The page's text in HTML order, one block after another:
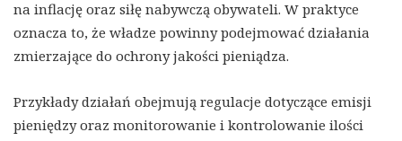
na inflację oraz siłę nabywczą obywateli. W praktyce
oznacza to, że władze powinny podejmować działania
zmierzające do ochrony jakości pieniądza.
Przykłady działań obejmują regulacje dotyczące emisji
pieniędzy oraz monitorowanie i kontrolowanie ilości